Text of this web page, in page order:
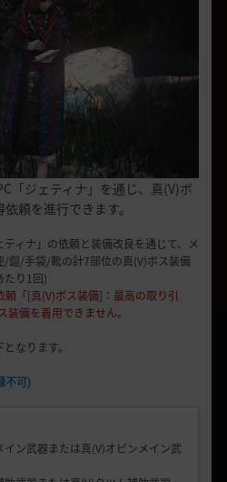
「ジェティナ」を通じ、真(V)ボ
頼を進行できます。
ィナ」の依頼と装備改良を通じて、メ
鎧/手袋/靴の計7部位の真(V)ボス装備
たり1回)
「[真(V)ボス装備]：最高の取り引
備を着用できません。
なります。
不可)
ン武器または真(V)オピンメイン武